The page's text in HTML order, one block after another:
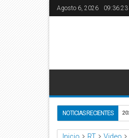
Agosto 6, 2026 09:36:23
NOTICIAS RECIENTES